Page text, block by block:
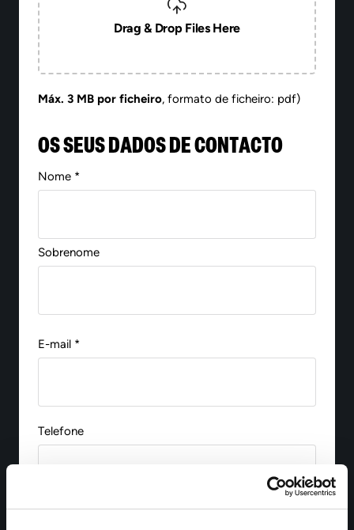
Drag & Drop Files Here
Máx. 3 MB por ficheiro, formato de ficheiro: pdf)
OS SEUS DADOS DE CONTACTO
Nome *
Sobrenome
E-mail *
Telefone